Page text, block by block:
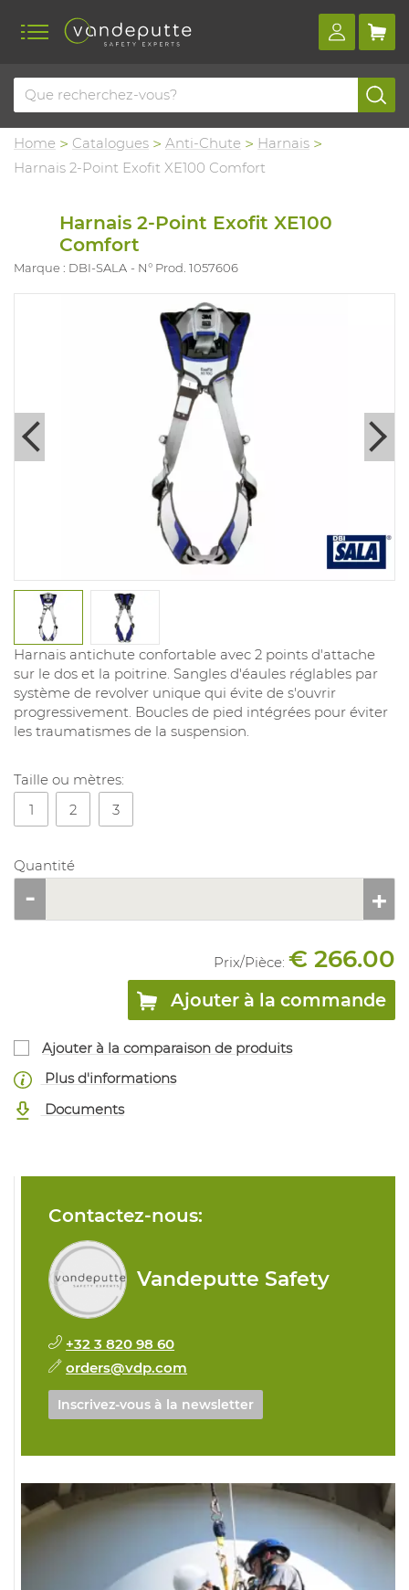
Home Catalogues Anti-Chute
Harnais
Harnais 2-Point Exofit XE100 Comfort
Harnais 2-Point Exofit XE100
Comfort
Marque : DBI-SALA N° Prod. 1057606
Harnais antichute confortable avec 2 points d'attache
sur le dos et la poitrine. Sangles d'éaules réglables par
système de revolver unique qui évite de s'ouvrir
progressivement. Boucles de pied intégrées pour éviter
les traumatismes de la suspension.
Taille ou mètres:
1
2 3
Quantité
Prix/Pièce: € 266.00
Ajouter à la commande
Ajouter à la comparaison de produits
Plus d'informations
Documents
Contactez-nous:
Vandeputte Safety
+32 3 820 98 60
orders@vdp.com
Inscrivez-vous à la newsletter